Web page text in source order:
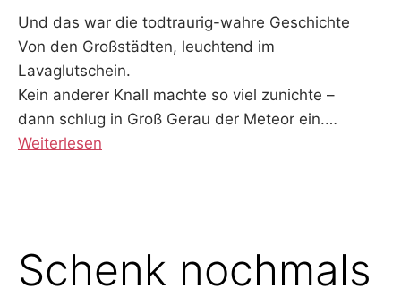
Und das war die todtraurig-wahre Geschichte
Von den Großstädten, leuchtend im
Lavaglutschein.
Kein anderer Knall machte so viel zunichte –
dann schlug in Groß Gerau der Meteor ein.…
Weiterlesen
Schenk nochmals